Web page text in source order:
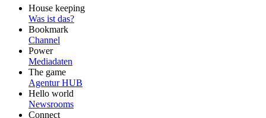
FooterHouse keeping
Was ist das?
Bookmark
Channel
Power
Mediadaten
The game
Agentur HUB
Hello world
Newsrooms
Connect